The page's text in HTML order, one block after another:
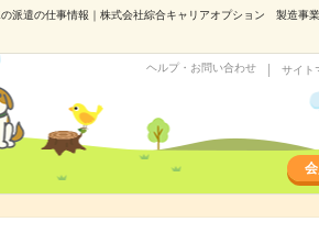
派遣の仕事情報｜株式会社綜合キャリアオプション 製造事
ヘルプ・お問い合わせ サイト